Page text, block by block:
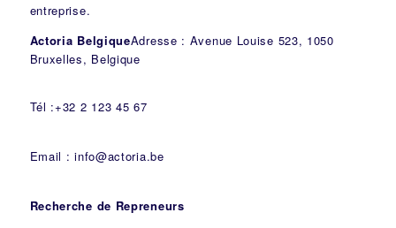
entreprise.
Actoria BelgiqueAdresse : Avenue Louise 523, 1050
Bruxelles, Belgique
Tél :+32 2 123 45 67
Email : info@actoria.be
Recherche de Repreneurs